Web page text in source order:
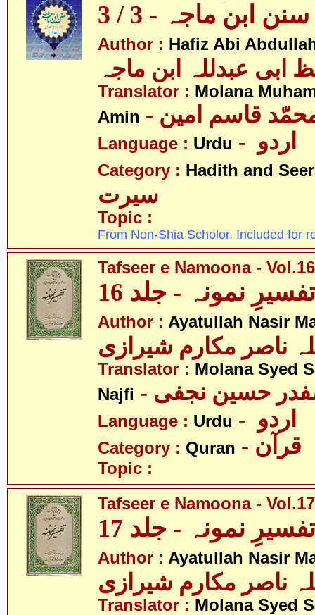
سنن ابن ماجہ - 3 / 3
Author : Hafiz Abi
ابی عبدللہ ابن ماجہ
Translator : Molana
Amin
محمّد قاسم امین
Language : Urdu
Category : Hadith and
سیرت
Topic :
From Non-Shia Scholor. Included for
Tafseer e Namoona - Vol.16
تفسیرِ نمونہ - جلد 16
Author : Ayatullah Nasir
ناصر مکارم شیرازی
Translator : Molana Syed
Najfi
صفدر حسین نجفی
Language : Urdu
Category : Quran - قرآن
Topic :
Tafseer e Namoona - Vol.17
تفسیرِ نمونہ - جلد 17
Author : Ayatullah Nasir
ناصر مکارم شیرازی
Translator : Molana Syed